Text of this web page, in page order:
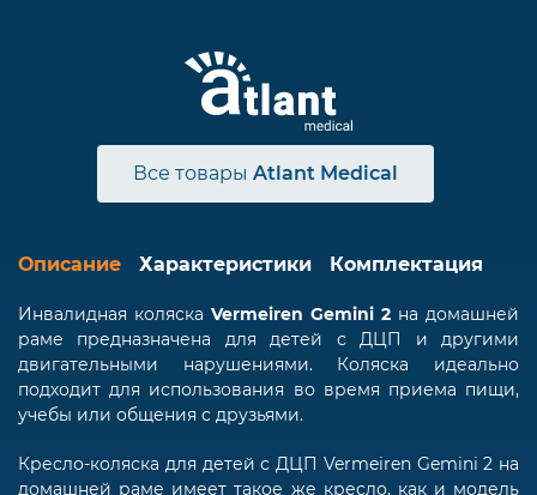
Все товары Atlant Medical
Описание Характеристики Комплектация
Инвалидная коляска Vermeiren Gemini 2 на домашней
раме предназначена для детей с ДЦП и другими
двигательными нарушениями. Коляска идеально
подходит для использования во время приема пищи,
учебы или общения с друзьями.
Кресло-коляска для детей с ДЦП Vermeiren Gemini 2 на
домашней раме имеет такое же кресло, как и модель